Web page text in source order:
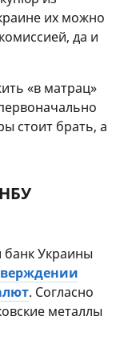
их можно
да и
«в матрац»
стоит брать, а
банк Украины
. Согласно
металлы